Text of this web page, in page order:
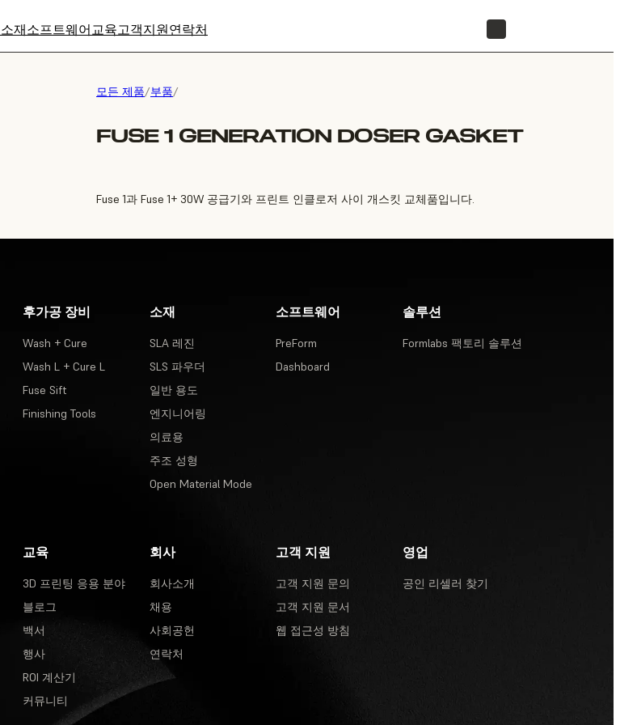
소재소프트웨어교육고객지원연락처
모든 제품/부품/
FUSE 1 GENERATION DOSER GASKET
Fuse 1과 Fuse 1+ 30W 공급기와 프린트 인클로저 사이 개스킷 교체품입니다.
후가공 장비
Wash + Cure
Wash L + Cure L
Fuse Sift
Finishing Tools
소재
SLA 레진
SLS 파우더
일반 용도
엔지니어링
의료용
주조 성형
Open Material Mode
소프트웨어
PreForm
Dashboard
솔루션
Formlabs 팩토리 솔루션
교육
3D 프린팅 응용 분야
블로그
백서
행사
ROI 계산기
커뮤니티
회사
회사소개
채용
사회공헌
연락처
고객 지원
고객 지원 문의
고객 지원 문서
웹 접근성 방침
영업
공인 리셀러 찾기